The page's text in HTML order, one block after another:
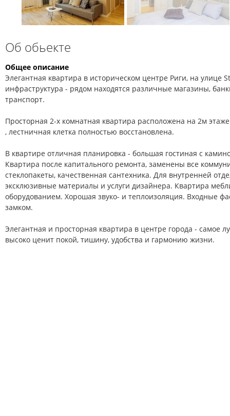
Об обьекте
Общее описание
Элегантная квартира в историческом центре Риги, на улице
инфраструктура - рядом находятся различные магазины,
транспорт.
Просторная 2-х комнатная квартирa расположена на 2м
, лестничная клетка полностью восстановлена.
В квартире отличная планировка - большая гостиная с
Квартира после капитального ремонта, заменены все
стеклопакеты, качественная сантехника. Для внутренней
эксклюзивные материалы и услуги дизайнера. Квартира
оборудованием. Хорошая звуко- и теплоизоляция. Входные
замком.
Элегантная и просторная квартира в центре города - самое
высоко ценит покой, тишину, удобства и гармонию жизни.